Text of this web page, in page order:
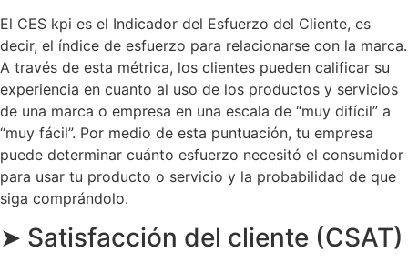
El CES kpi es el Indicador del Esfuerzo del Cliente, es
decir, el índice de esfuerzo para relacionarse con la marca.
A través de esta métrica, los clientes pueden calificar su
experiencia en cuanto al uso de los productos y servicios
de una marca o empresa en una escala de “muy difícil” a
“muy fácil”. Por medio de esta puntuación, tu empresa
puede determinar cuánto esfuerzo necesitó el consumidor
para usar tu producto o servicio y la probabilidad de que
siga comprándolo.
➤ Satisfacción del cliente (CSAT)